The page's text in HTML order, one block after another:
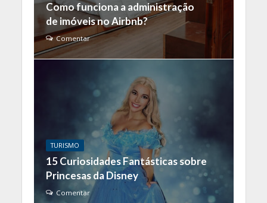
Como funciona a administração
de imóveis no Airbnb?
Comentar
TURISMO
15 Curiosidades Fantásticas sobre
Princesas da Disney
Comentar